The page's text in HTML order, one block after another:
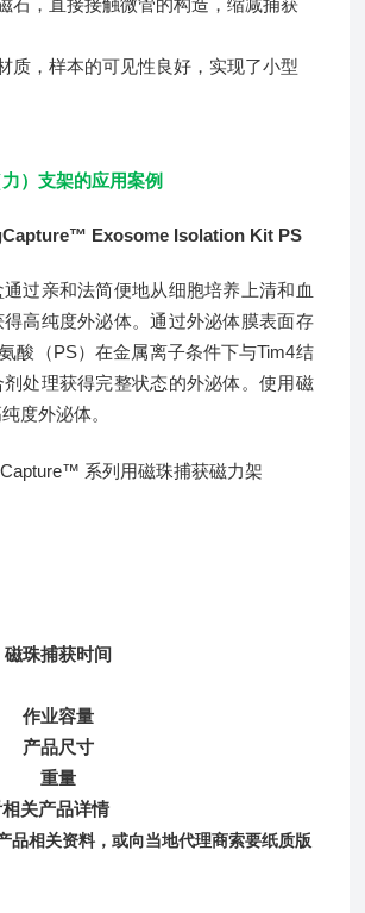
，样本的可见性良好，实现了小型
）支架的应用案例
Exosome Isolation Kit PS
亲和法简便地从细胞培养上清和血
高纯度外泌体。通过外泌体膜表面存
酸（PS）在金属离子条件下与Tim4结
处理获得完整状态的外泌体。使用磁
度外泌体。
磁珠捕获时间
作业容量
产品尺寸
重量
关产品详情
品相关资料，或向当地代理商索要纸质版